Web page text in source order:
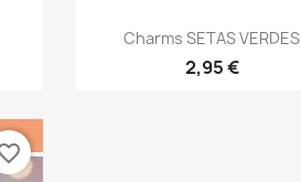
Vista rápida
Charms SETAS VERDES
2,95 €